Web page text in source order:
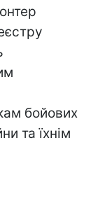
бойових
та їхнім